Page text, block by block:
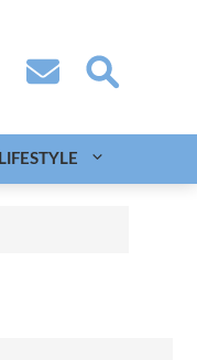
LIFESTYLE